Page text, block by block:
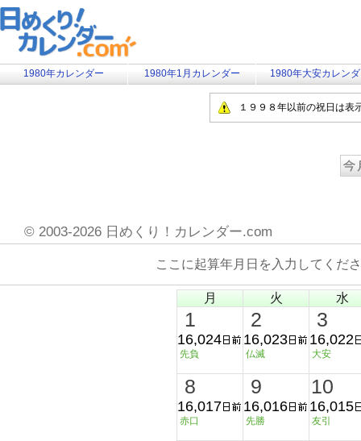
1980年カレンダー 1980年1月カレンダー 1980年大安カレン
１９９８年以前の祝日は表
© 2003-2026 日めくり！カレンダー.com
ここに起算年月日を入力してく
月 火 水
1
16,024
先負
2
16,023
仏滅
3
16,022
大安
8
16,017
赤口
9
16,016
先勝
10
16,015
友引